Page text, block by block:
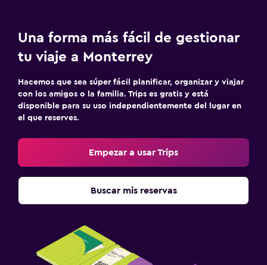
Una forma más fácil de gestionar
tu viaje a Monterrey
Hacemos que sea súper fácil planificar, organizar y viajar
con los amigos o la familia. Trips es gratis y está
disponible para su uso independientemente del lugar en
el que reserves.
Empezar a usar Trips
Buscar mis reservas